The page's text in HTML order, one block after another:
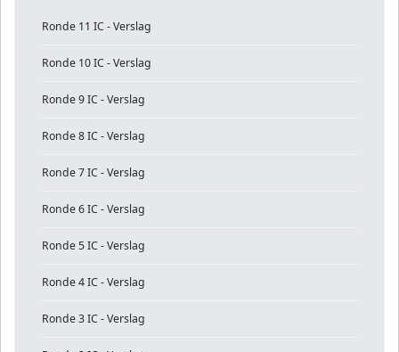
Ronde 11 IC - Verslag
Ronde 10 IC - Verslag
Ronde 9 IC - Verslag
Ronde 8 IC - Verslag
Ronde 7 IC - Verslag
Ronde 6 IC - Verslag
Ronde 5 IC - Verslag
Ronde 4 IC - Verslag
Ronde 3 IC - Verslag